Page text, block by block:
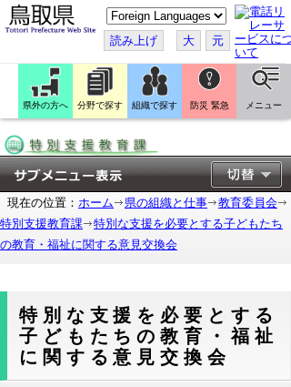
こ
の
ペ
ー
ジ
翻
訳
す
読み上げ 大 元
県外の方へ 分野で探す 組織で探す 防災 緊急 メニュー
現在の位置： ホーム 県の組織と仕事
教育委員会
特別支援教育課
特別な支援を必要とする子どもたち
の教育・福祉に関する意見交換会
特別な支援を必要とする
子どもたちの教育・福祉
に関する意見交換会